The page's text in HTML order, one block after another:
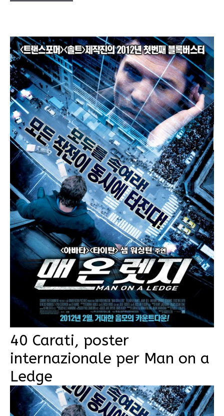
40 Carati, poster
internazionale per Man on a
Ledge